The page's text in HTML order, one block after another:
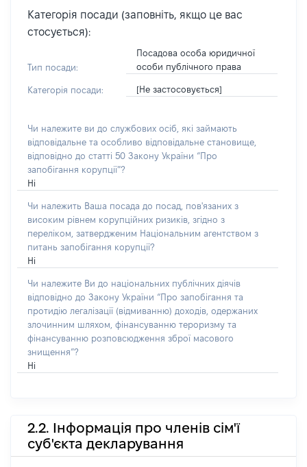
Категорія посади (заповніть, якщо це вас
стосується):
Тип посади:
Посадова особа юридичної
особи публічного права
Категорія посади: [Не застосовується]
Чи належите ви до службових осіб, які займають
відповідальне та особливо відповідальне становище,
відповідно до статті 50 Закону України “Про
запобігання корупції”?
Ні
Чи належить Ваша посада до посад, пов'язаних з
високим рівнем корупційних ризиків, згідно з
переліком, затвердженим Національним агентством з
питань запобігання корупції?
Ні
Чи належите Ви до національних публічних діячів
відповідно до Закону України “Про запобігання та
протидію легалізації (відмиванню) доходів, одержаних
злочинним шляхом, фінансуванню тероризму та
фінансуванню розповсюдження зброї масового
знищення”?
Ні
2.2. Інформація про членів сім'ї
суб'єкта декларування